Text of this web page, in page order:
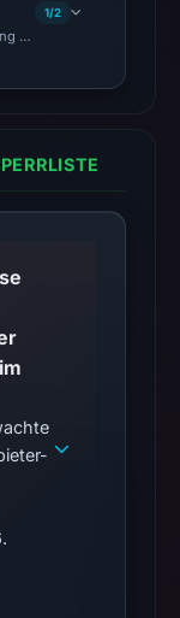
Continues
1/2